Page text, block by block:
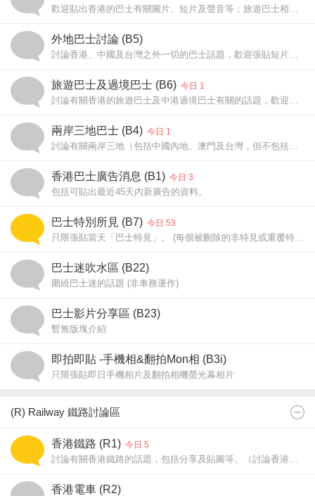
歡迎貼出香港的巴士有關圖片、短片及聲音等；旅遊巴士相片請貼於B6板。翻拍相機螢光幕請貼B3i板
外地巴士討論 (B5)
討論香港、中國及台灣之外一切的巴士話題，歡迎張貼短片或相片。
旅遊巴士及過境巴士 (B6) 今日 1
討論有關香港的旅遊巴士及中港過境巴士有關的話題，歡迎張貼短片或相片。[討論範圍不包括城巴及九鐵的非專利巴士]
兩岸三地巴士 (B4) 今日 1
討論有關兩岸三地（包括中國內地、澳門及台灣，但不包括香港）的巴士及無軌電車，包括文章及相片等。
香港巴士廣告消息 (B1) 今日 3
包括可貼出最近45天內新廣告的資料。
巴士特別所見 (B7) 今日 53
只限張貼當天「巴士特見」。 (每個被刪除的非特見或重覆特見扣50 iPower)
巴士迷吹水區 (B22)
圍繞巴士迷的話題 (非車務運作)
巴士影片分享區 (B23)
暫無版塊介紹
即拍即貼 -手機相&翻拍Mon相 (B3i)
只限張貼即日手機相片及翻拍相機螢光幕相片
(R) Railway 鐵路討論區
香港鐵路 (R1) 今日 5
討論有關香港鐵路的話題，包括分享及貼圖等。（討論香港電車請往 C2 板，香港城際直通車及非香港鐵路請往 R3 板）
香港電車 (R2)